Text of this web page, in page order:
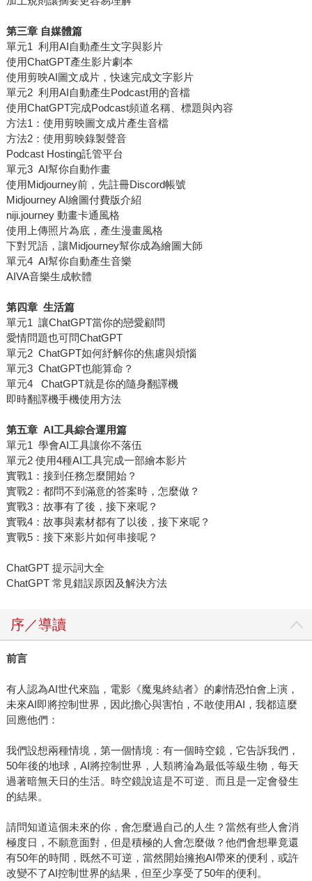
第三章 自媒體篇
單元1 利用AI自動產生文字與影片
使用ChatGPT產生影片劇本
使用剪映AI圖文成片，快速完成文字影片
單元2 利用AI自動產生Podcast用的音檔
使用ChatGPT完成Podcast頻道名稱、標題與內容
方法1：使用剪映圖文成片產生音檔
方法2：使用剪映錄製聲音
Podcast Hosting託管平台
單元3 AI幫你自動作畫
使用Midjourney前，先註冊Discord帳號
Midjourney AI繪圖付費版介紹
niji.journey 動畫卡通風格
使用上傳照片為底，產生漫畫風格
下對咒語，讓Midjourney幫你成為繪圖大師
單元4 AI幫你自動產生音樂
AIVA音樂生成軟體
第四章 生活篇
單元1 讓ChatGPT當你的戀愛顧問
愛情問題也可問ChatGPT
單元2 ChatGPT如何紓解你的焦慮與煩惱
單元3 ChatGPT也能算命？
單元4 ChatGPT就是你的隨身翻譯機
即時翻譯機手機使用方法
第五章 AI工具綜合運用篇
單元1 學會AI工具讓你不落伍
單元2 使用4種AI工具完成一部繪本影片
實戰1：接到任務怎麼開始？
實戰2：都問不到滿意的答案時，怎麼做？
實戰3：故事有了後，接下來呢？
實戰4：故事與素材都有了以後，接下來呢？
實戰5：接下來影片如何串接呢？
ChatGPT 提示詞大全
ChatGPT 常見錯誤原因及解決方法
序／導讀
前言
有人認為AI世代來臨，電影《魔鬼終結者》的劇情恐怕會上演，
未來AI即將控制世界，因此擔心與害怕，不敢使用AI，我都這麼
回應他們：
我們設想兩種情境，第一個情境：有一個時空鏡，它告訴我們，
50年後的地球，AI將控制世界，人類將淪為最低等級生物，每天
過著暗無天日的生活。時空鏡說這是不可逆、而且是一定會發生
的結果。
請問知道這個未來的你，會怎麼過自己的人生？當然有些人會消
極度日，不願意面對，但是積極的人會怎麼做？他們會想畢竟還
有50年的時間，既然不可逆，當然開始擁抱AI帶來的便利，或許
改變不了AI控制世界的結果，但至少享受了50年的便利。